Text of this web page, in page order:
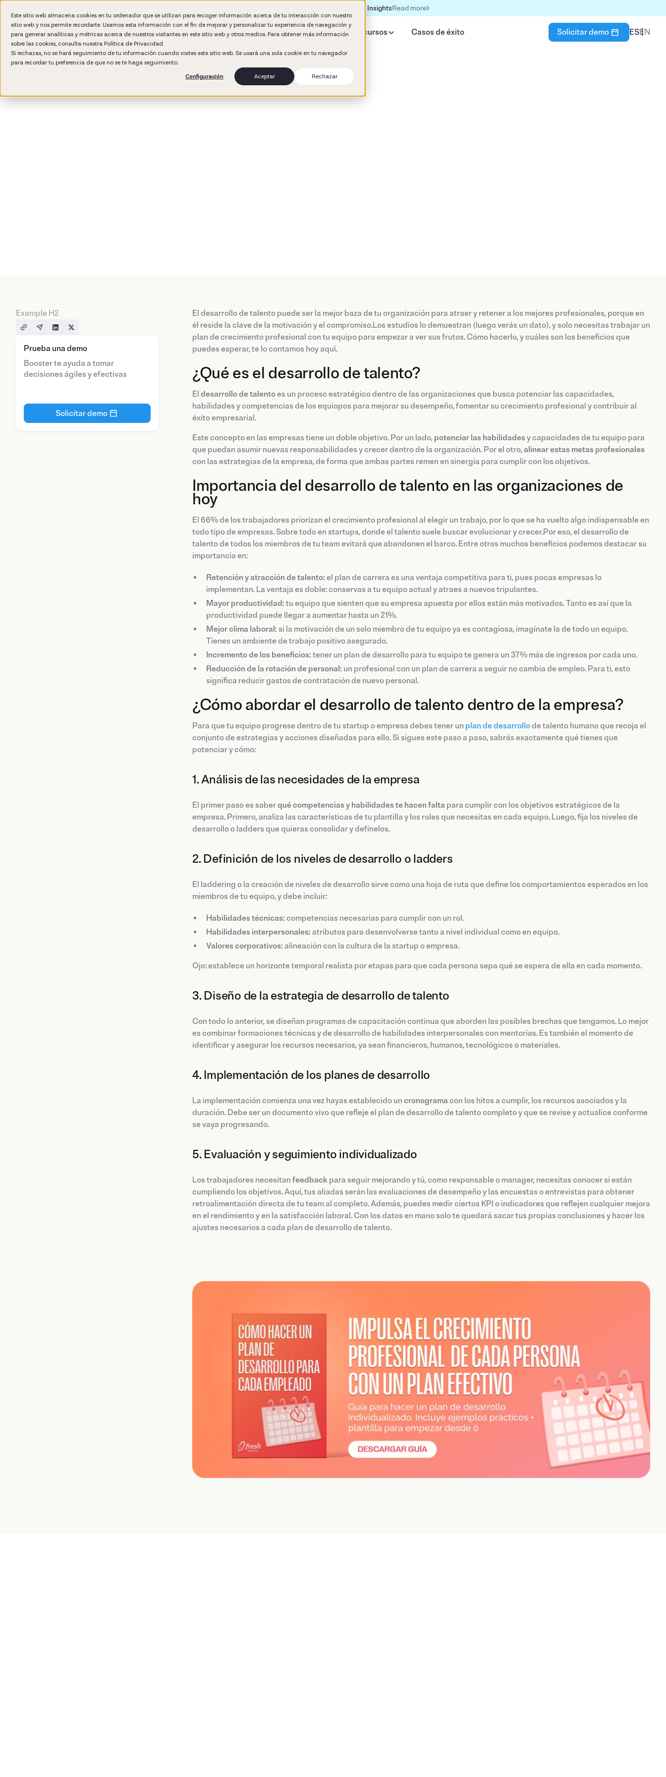
Este sitio web almacena cookies en tu ordenador que se utilizan para recoger información acerca de tu interacción con nuestro
sitio web y nos permite recordarte. Usamos esta información con el fin de mejorar y personalizar tu experiencia de navegación y
para generar analíticas y métricas acerca de nuestros visitantes en este sitio web y otros medios. Para obtener más información
sobre las cookies, consulta nuestra Política de Privacidad.
Si rechazas, no se hará seguimiento de tu información cuando visites este sitio web. Se usará una sola cookie en tu navegador
para recordar tu preferencia de que no se te haga seguimiento.
Configuración
Aceptar Rechazar
Formación IA para empresas | Booster AI InsightsRead more
Por qué Booster IA HR Estudio Recursos Casos de éxito Solicitar demo ESEN
Example H2
Prueba una demo
Booster te ayuda a tomar
decisiones ágiles y efectivas
Solicitar demo
El desarrollo de talento puede ser la mejor baza de tu organización para atraer y retener a los mejores profesionales, porque en
él reside la clave de la motivación y el compromiso.Los estudios lo demuestran (luego verás un dato), y solo necesitas trabajar un
plan de crecimiento profesional con tu equipo para empezar a ver sus frutos. Cómo hacerlo, y cuáles son los beneficios que
puedes esperar, te lo contamos hoy aquí.
¿Qué es el desarrollo de talento?
El desarrollo de talentoes un proceso estratégico dentro de las organizaciones que busca potenciar las capacidades,
habilidades y competencias de los equiopos para mejorar su desempeño, fomentar su crecimiento profesional y contribuir al
éxito empresarial.
Este concepto en las empresas tiene un doble objetivo. Por un lado, potenciar las habilidadesy capacidades de tu equipo para
que puedan asumir nuevas responsabilidades y crecer dentro de la organización. Por el otro,alinear estas metas profesionales
con las estrategias de la empresa, de forma que ambas partes remen en sinergia para cumplir con los objetivos.
Importancia del desarrollo de talento en las organizaciones de
hoy
El 66% de los trabajadores priorizan el crecimiento profesional al elegir un trabajo, por lo que se ha vuelto algo indispensable en
todo tipo de empresas. Sobre todo en startups, donde el talento suele buscar evolucionar y crecer.Por eso, el desarrollo de
talento de todos los miembros de tu team evitará que abandonen el barco. Entre otros muchos beneficios podemos destacar su
importancia en:
Retención y atracción de talento: el plan de carrera es una ventaja competitiva para ti, pues pocas empresas lo
implementan. La ventaja es doble: conservas a tu equipo actual y atraes a nuevos tripulantes.
Mayor productividad: tu equipo que sienten que su empresa apuesta por ellos están más motivados. Tanto es así que la
productividad puede llegar a aumentar hasta un 21%.
Mejor clima laboral: si la motivación de un solo miembro de tu equipo ya es contagiosa, imagínate la de todo un equipo.
Tienes un ambiente de trabajo positivo asegurado.
Incremento de los beneficios: tener un plan de desarrollo para tu equipo te genera un 37% más de ingresos por cada uno.
Reducción de la rotación de personal: un profesional con un plan de carrera a seguir no cambia de empleo. Para ti, esto
significa reducir gastos de contratación de nuevo personal.
¿Cómo abordar el desarrollo de talento dentro de la empresa?
Para que tu equipo progrese dentro de tu startup o empresa debes tener un plan de desarrollode talento humano que recoja el
conjunto de estrategias y acciones diseñadas para ello. Si sigues este paso a paso, sabrás exactamente qué tienes que
potenciar y cómo:
1. Análisis de las necesidades de la empresa
El primer paso es saberqué competencias y habilidades te hacen falta para cumplir con los objetivos estratégicos de la
empresa. Primero, analiza las características de tu plantilla y los roles que necesitas en cada equipo. Luego, fija los niveles de
desarrollo o ladders que quieras consolidar y defínelos.
2. Definición de los niveles de desarrollo o ladders
El laddering o la creación de niveles de desarrollo sirve como una hoja de ruta que define los comportamientos esperados en los
miembros de tu equipo, y debe incluir:
Habilidades técnicas: competencias necesarias para cumplir con un rol.
Habilidades interpersonales: atributos para desenvolverse tanto a nivel individual como en equipo.
Valores corporativos: alineación con la cultura de la startup o empresa.
Ojo: establece un horizonte temporal realista por etapas para que cada persona sepa qué se espera de ella en cada momento.
3. Diseño de la estrategia de desarrollo de talento
Con todo lo anterior, se diseñan programas de capacitación continua que aborden las posibles brechas que tengamos. Lo mejor
es combinar formaciones técnicas y de desarrollo de habilidades interpersonales con mentorías. Es también el momento de
identificar y asegurar los recursos necesarios, ya sean financieros, humanos, tecnológicos o materiales.
4. Implementación de los planes de desarrollo
La implementación comienza una vez hayas establecido un cronograma con los hitos a cumplir, los recursos asociados y la
duración. Debe ser un documento vivo que refleje el plan de desarrollo de talento completo y que se revise y actualice conforme
se vaya progresando.
5. Evaluación y seguimiento individualizado
Los trabajadores necesitan feedback para seguir mejorando y tú, como responsable o manager, necesitas conocer si están
cumpliendo los objetivos. Aquí, tus aliadas serán las evaluaciones de desempeño y las encuestas o entrevistas para obtener
retroalimentación directa de tu team al completo. Además, puedes medir ciertos KPI o indicadores que reflejen cualquier mejora
en el rendimiento y en la satisfacción laboral. Con los datos en mano solo te quedará sacar tus propias conclusiones y hacer los
ajustes necesarios a cada plan de desarrollo de talento.